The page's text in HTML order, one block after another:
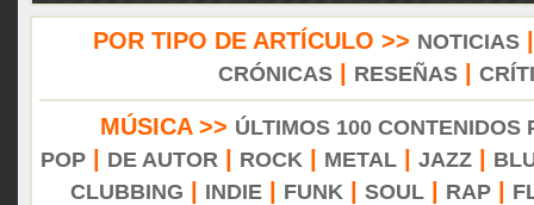
POR TIPO DE ARTÍCULO >> NOTICIAS
CRÓNICAS| RESEÑAS|
MÚSICA >> ÚLTIMOS 100 CONTENIDOS
POP| DE AUTOR ROCK METAL| JAZZ|
CLUBBING
INDIE| FUNK SOUL| RAP|